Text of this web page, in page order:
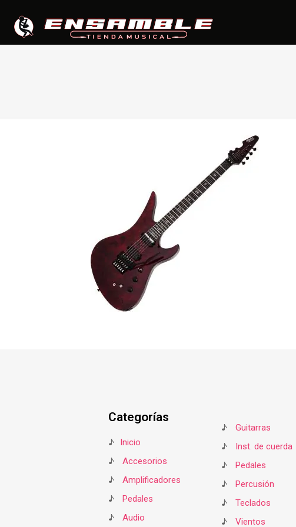
Categorías
♪
Inicio
♪
Accesorios
♪
Amplificadores
♪
Pedales
♪
Audio
♪
Guitarras
♪
Inst. de cuerda
♪
Pedales
♪
Percusión
♪
Teclados
♪
Vientos